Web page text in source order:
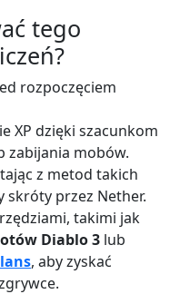
tego
rozpoczęciem
XP dzięki szacunkom
zabijania mobów.
z metod takich
skróty przez Nether.
takimi jak
Diablo 3 lub
, aby zyskać